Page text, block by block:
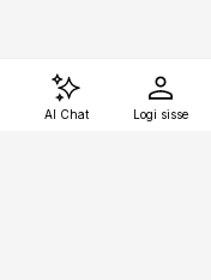
AI Chat Logi sisse